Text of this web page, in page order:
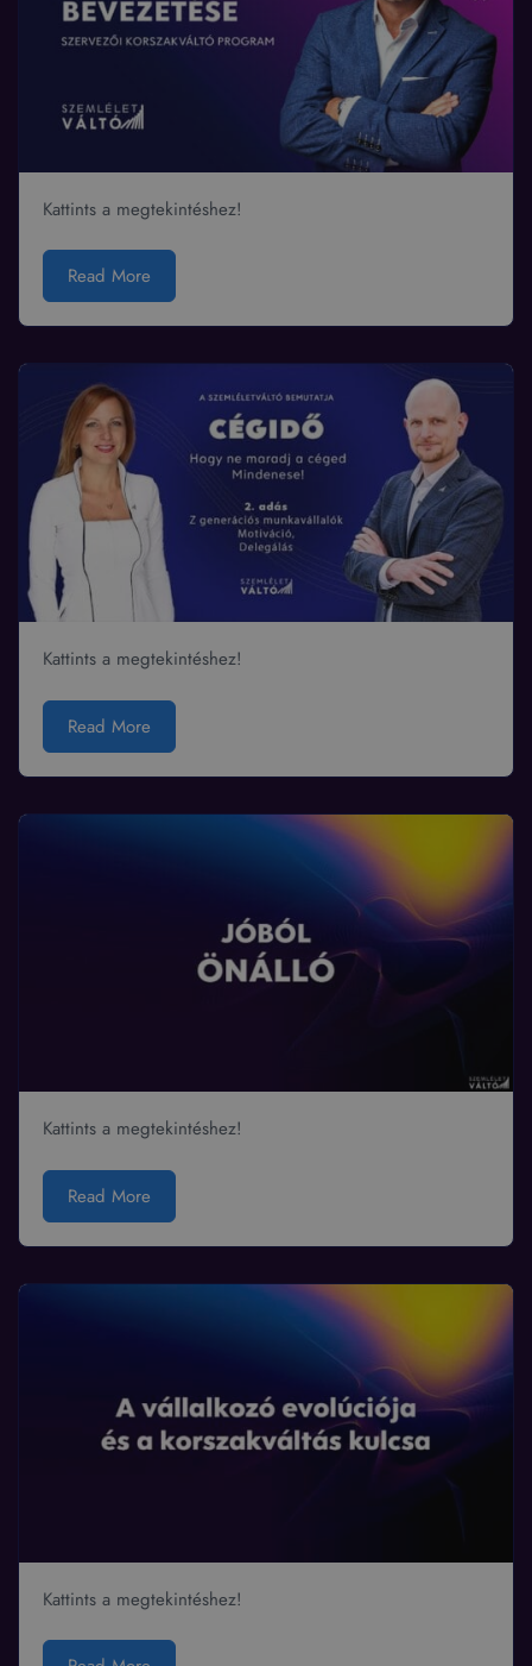
Kattints a megtekintéshez!
Read More
Kattints a megtekintéshez!
Read More
Kattints a megtekintéshez!
Read More
Kattints a megtekintéshez!